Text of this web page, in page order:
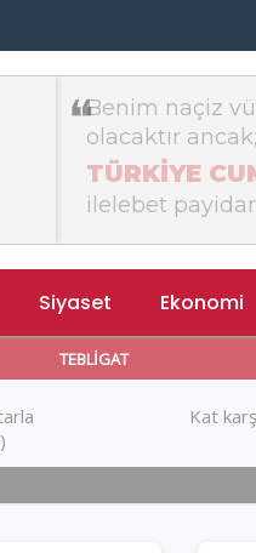
Siyaset Ekonomi